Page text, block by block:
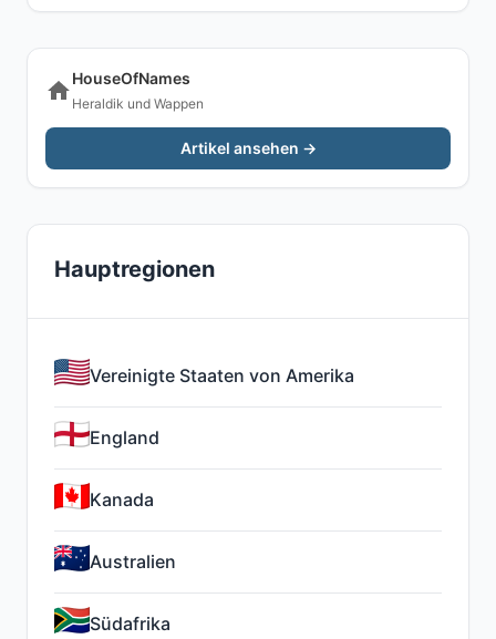
HouseOfNames
Heraldik und Wappen
Artikel ansehen →
Hauptregionen
Vereinigte Staaten von Amerika
England
Kanada
Australien
Südafrika